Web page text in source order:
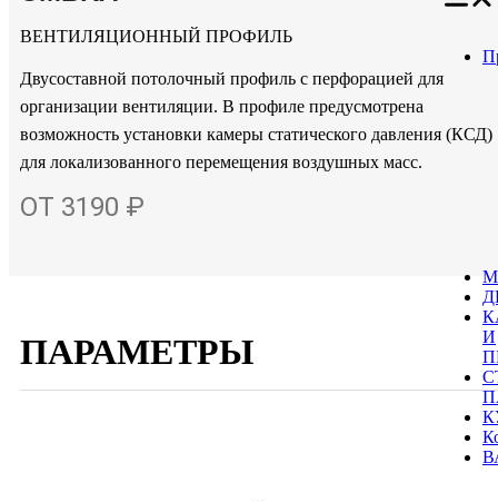
И
ВЕНТИЛЯЦИОННЫЙ ПРОФИЛЬ
Двусоставной потолочный профиль с перфорацией для
организации вентиляции. В профиле предусмотрена
возможность установки камеры статического давления (КСД)
для локализованного перемещения воздушных масс.
ОТ 3190 ₽
ПАРАМЕТРЫ